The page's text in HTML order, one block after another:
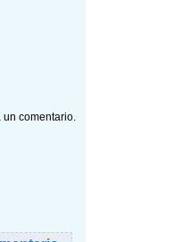
un comentario.